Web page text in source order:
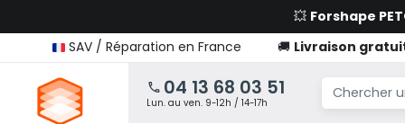
💥 Forshape
SAV / Réparation en France
🚚 Livraison
04 13 68 03 51
Lun. au ven. 9-12h / 14-17h